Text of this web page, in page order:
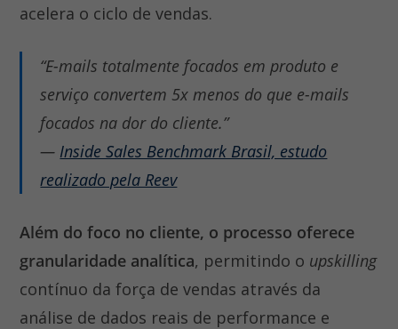
acelera o ciclo de vendas.
“E-mails totalmente focados em produto e
serviço convertem 5x menos do que e-mails
focados na dor do cliente.”
— Inside Sales Benchmark Brasil, estudo
realizado pela Reev
Além do foco no cliente, o processo oferece
granularidade analítica, permitindo o upskilling
contínuo da força de vendas através da
análise de dados reais de performance e